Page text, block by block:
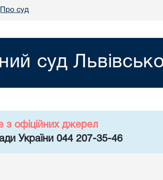
Про суд
суд
офіційних джерел
України 044 207-35-46